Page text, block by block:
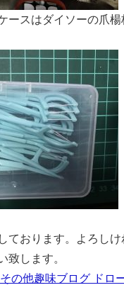
ースはダイソーの爪
ております。よろし
致します。